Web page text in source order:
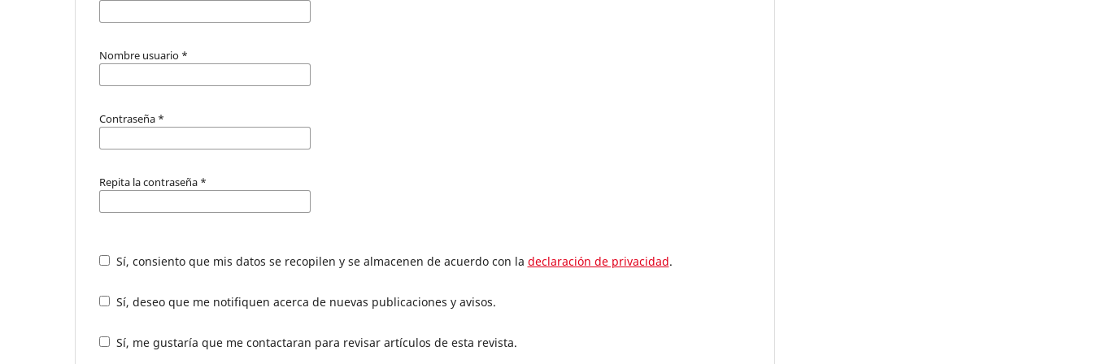
Nombre usuario *
Contraseña *
Repita la contraseña *
Sí, consiento que mis datos se recopilen y se almacenen de acuerdo con la declaración de privacidad.
Sí, deseo que me notifiquen acerca de nuevas publicaciones y avisos.
Sí, me gustaría que me contactaran para revisar artículos de esta revista.